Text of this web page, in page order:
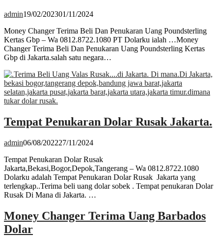
admin19/02/202301/11/2024
Money Changer Terima Beli Dan Penukaran Uang Poundsterling
Kertas Gbp – Wa 0812.8722.1080 PT Dolarku ialah …Money
Changer Terima Beli Dan Penukaran Uang Poundsterling Kertas
Gbp di Jakarta.salah satu negara…
Tempat Penukaran Dolar Rusak Jakarta.
admin06/08/202227/11/2024
Tempat Penukaran Dolar Rusak
Jakarta,Bekasi,Bogor,Depok,Tangerang – Wa 0812.8722.1080
Dolarku adalah Tempat Penukaran Dolar Rusak Jakarta yang
terlengkap..Terima beli uang dolar sobek . Tempat penukaran Dolar
Rusak Di Mana di Jakarta. …
Money Changer Terima Uang Barbados
Dolar